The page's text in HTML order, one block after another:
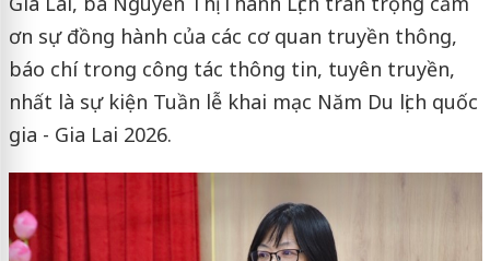
ơn sự đồng hành của các cơ quan truyền thông,
báo chí trong công tác thông tin, tuyên truyền,
nhất là sự kiện Tuần lễ khai mạc Năm Du lịch quốc
gia - Gia Lai 2026.